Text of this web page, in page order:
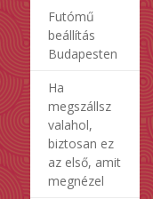
Futómű
beállítás
Budapesten
Ha
megszállsz
valahol,
biztosan ez
az első, amit
megnézel